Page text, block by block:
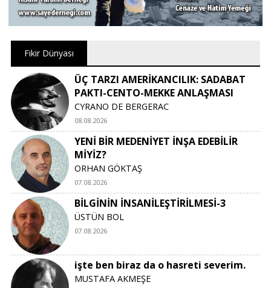
Fikir Dünyası
ÜÇ TARZI AMERİKANCILIK: SADABAT
PAKTI-CENTO-MEKKE ANLAŞMASI
CYRANO DE BERGERAC
08.08.2026
YENİ BİR MEDENİYET İNŞA EDEBİLİR
MİYİZ?
ORHAN GÖKTAŞ
07.08.2026
BİLGİNİN İNSANİLEŞTİRİLMESİ-3
ÜSTÜN BOL
07.08.2026
işte ben biraz da o hasreti severim.
MUSTAFA AKMEŞE